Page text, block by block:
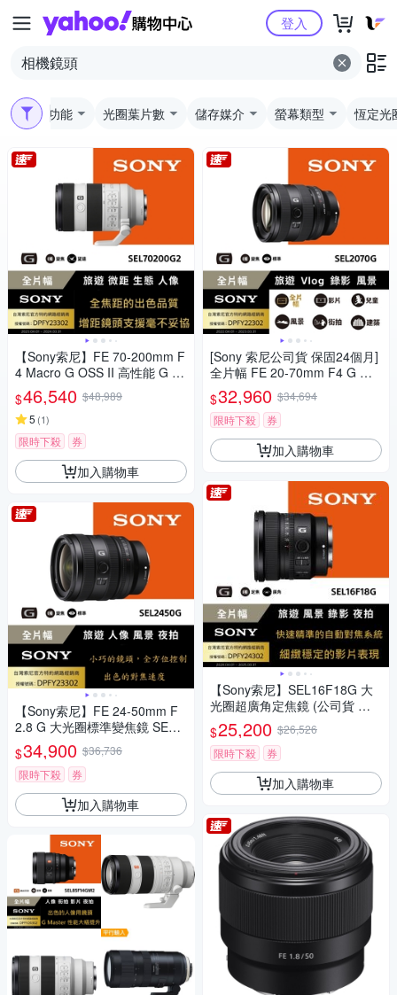
Yahoo購物中心登入
鏡頭功能 光圈葉片數 儲存媒介 螢幕類型 恆定光
【Sony索尼】FE 70-200mm F
4 Macro G OSS II 高性能 G 系
列望遠變焦鏡頭 SEL70200G2
(公司貨 保固24個月)
$46,540 $48,989
5 (1)
限時下殺 券
加入購物車
【Sony索尼】FE 24-50mm F
2.8 G 大光圈標準變焦鏡 SEL2
450G (公司貨 保固24個月)
$34,900 $36,736
限時下殺
券
加入購物車
[Sony 索尼公司貨 保固24個月]
全片幅 FE 20-70mm F4 G 超
廣角標準變焦鏡頭 SEL2070G
$32,960 $34,694
限時下殺
券
加入購物車
【Sony索尼】SEL16F18G 大
光圈超廣角定焦鏡 (公司貨 保
固24個月)
$25,200 $26,526
限時下殺
券
加入購物車